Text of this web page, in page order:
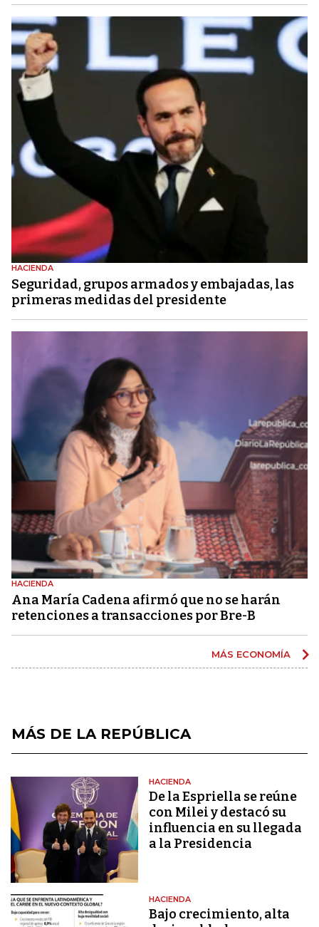
HACIENDA
Seguridad, grupos armados y embajadas, las
primeras medidas del presidente
HACIENDA
Ana María Cadena afirmó que no se harán
retenciones a transacciones por Bre-B
MÁS ECONOMÍA
MÁS DE LA REPÚBLICA
HACIENDA
De la Espriella se reúne
con Milei y destacó su
influencia en su llegada
a la Presidencia
HACIENDA
Bajo crecimiento, alta